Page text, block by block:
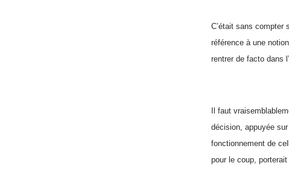
C’était sans compter
référence à une
rentrer de facto dans
Il faut
décision, appuyée
fonctionnement de
pour le coup,